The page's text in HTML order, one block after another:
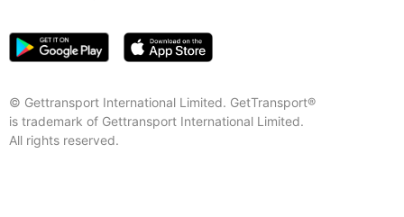
© Gettransport International Limited. GetTransport®
is trademark of Gettransport International Limited.
All rights reserved.